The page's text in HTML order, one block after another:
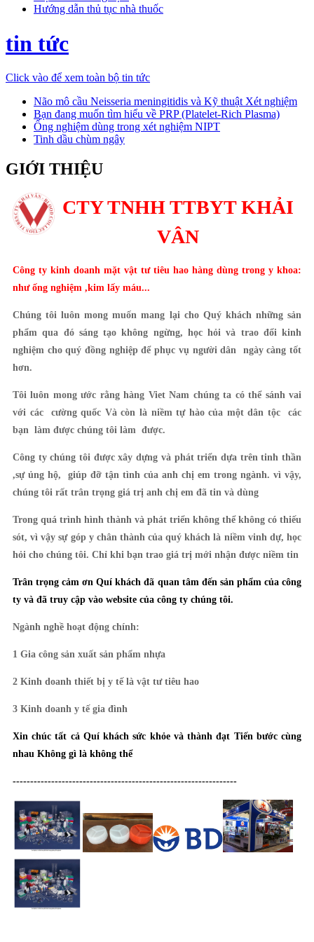
Hướng dẫn thủ tục nhà thuốc
tin tức
Click vào để xem toàn bộ tin tức
Não mô cầu Neisseria meningitidis và Kỹ thuật Xét nghiệm
Bạn đang muốn tìm hiểu về PRP (Platelet-Rich Plasma)
Ống nghiệm dùng trong xét nghiệm NIPT
Tinh dầu chùm ngây
GIỚI THIỆU
CTY TNHH TTBYT KHẢI
VÂN
Công ty kinh doanh mặt vật tư tiêu hao hàng dùng trong y khoa:
như ống nghiệm ,kim lấy máu...
Chúng tôi luôn mong muốn mang lại cho Quý khách những sản
phẩm qua đó sáng tạo không ngừng, học hỏi và trao đổi kinh
nghiệm cho quý đồng nghiệp để phục vụ người dân ngày càng tốt
hơn.
Tôi luôn mong ước rằng hàng Viet Nam chúng ta có thể sánh vai
với các cường quốc Và còn là niềm tự hào của một dân tộc các
bạn làm được chúng tôi làm được.
Công ty chúng tôi được xây dựng và phát triển dựa trên tinh thần
,sự ủng hộ, giúp đỡ tận tình của anh chị em trong ngành. vì vậy,
chúng tôi rất trân trọng giá trị anh chị em đã tin và dùng
Trong quá trình hình thành và phát triển không thể không có thiếu
sót, vì vậy sự góp y chân thành của quý khách là niềm vinh dự, học
hỏi cho chúng tôi. Chỉ khi bạn trao giá trị mới nhận được niềm tin
Trân trọng cảm ơn Quí khách đã quan tâm đến sản phẩm của công
ty và đã truy cập vào website của công ty chúng tôi.
Ngành nghề hoạt động chính:
1 Gia công sản xuất sản phẩm nhựa
2 Kinh doanh thiết bị y tế là vật tư tiêu hao
3 Kinh doanh y tế gia đình
Xin chúc tất cả Quí khách sức khỏe và thành đạt Tiến bước cùng
nhau Không gì là không thể
----------------------------------------------------------------